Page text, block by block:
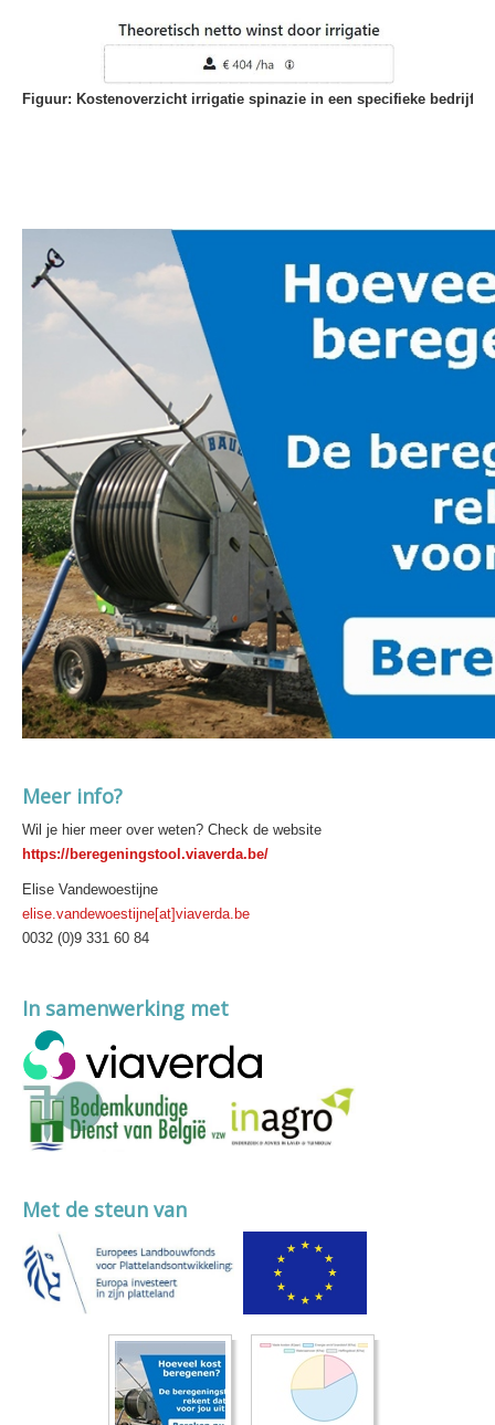
Figuur: Kostenoverzicht irrigatie spinazie in een specifieke
Meer info?
Wil je hier meer over weten? Check de website
https://beregeningstool.viaverda.be/
Elise Vandewoestijne
elise.vandewoestijne[at]viaverda.be
0032 (0)9 331 60 84
In samenwerking met
Met de steun van